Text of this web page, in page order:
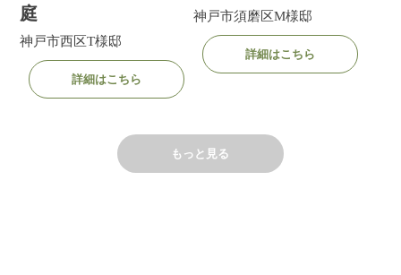
庭
神戸市西区T様邸
詳細はこちら
神戸市須磨区M様邸
詳細はこちら
もっと見る